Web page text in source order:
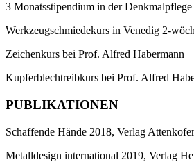
3 Monatsstipendium in der
Werkzeugschmiedekurs in Venedig 2-
Zeichenkurs bei Prof. Alfred Habermann
Kupferblechtreibkurs bei Prof. Alfred
PUBLIKATIONEN
Schaffende Hände 2018, Verlag
Metalldesign international 2019, Verlag